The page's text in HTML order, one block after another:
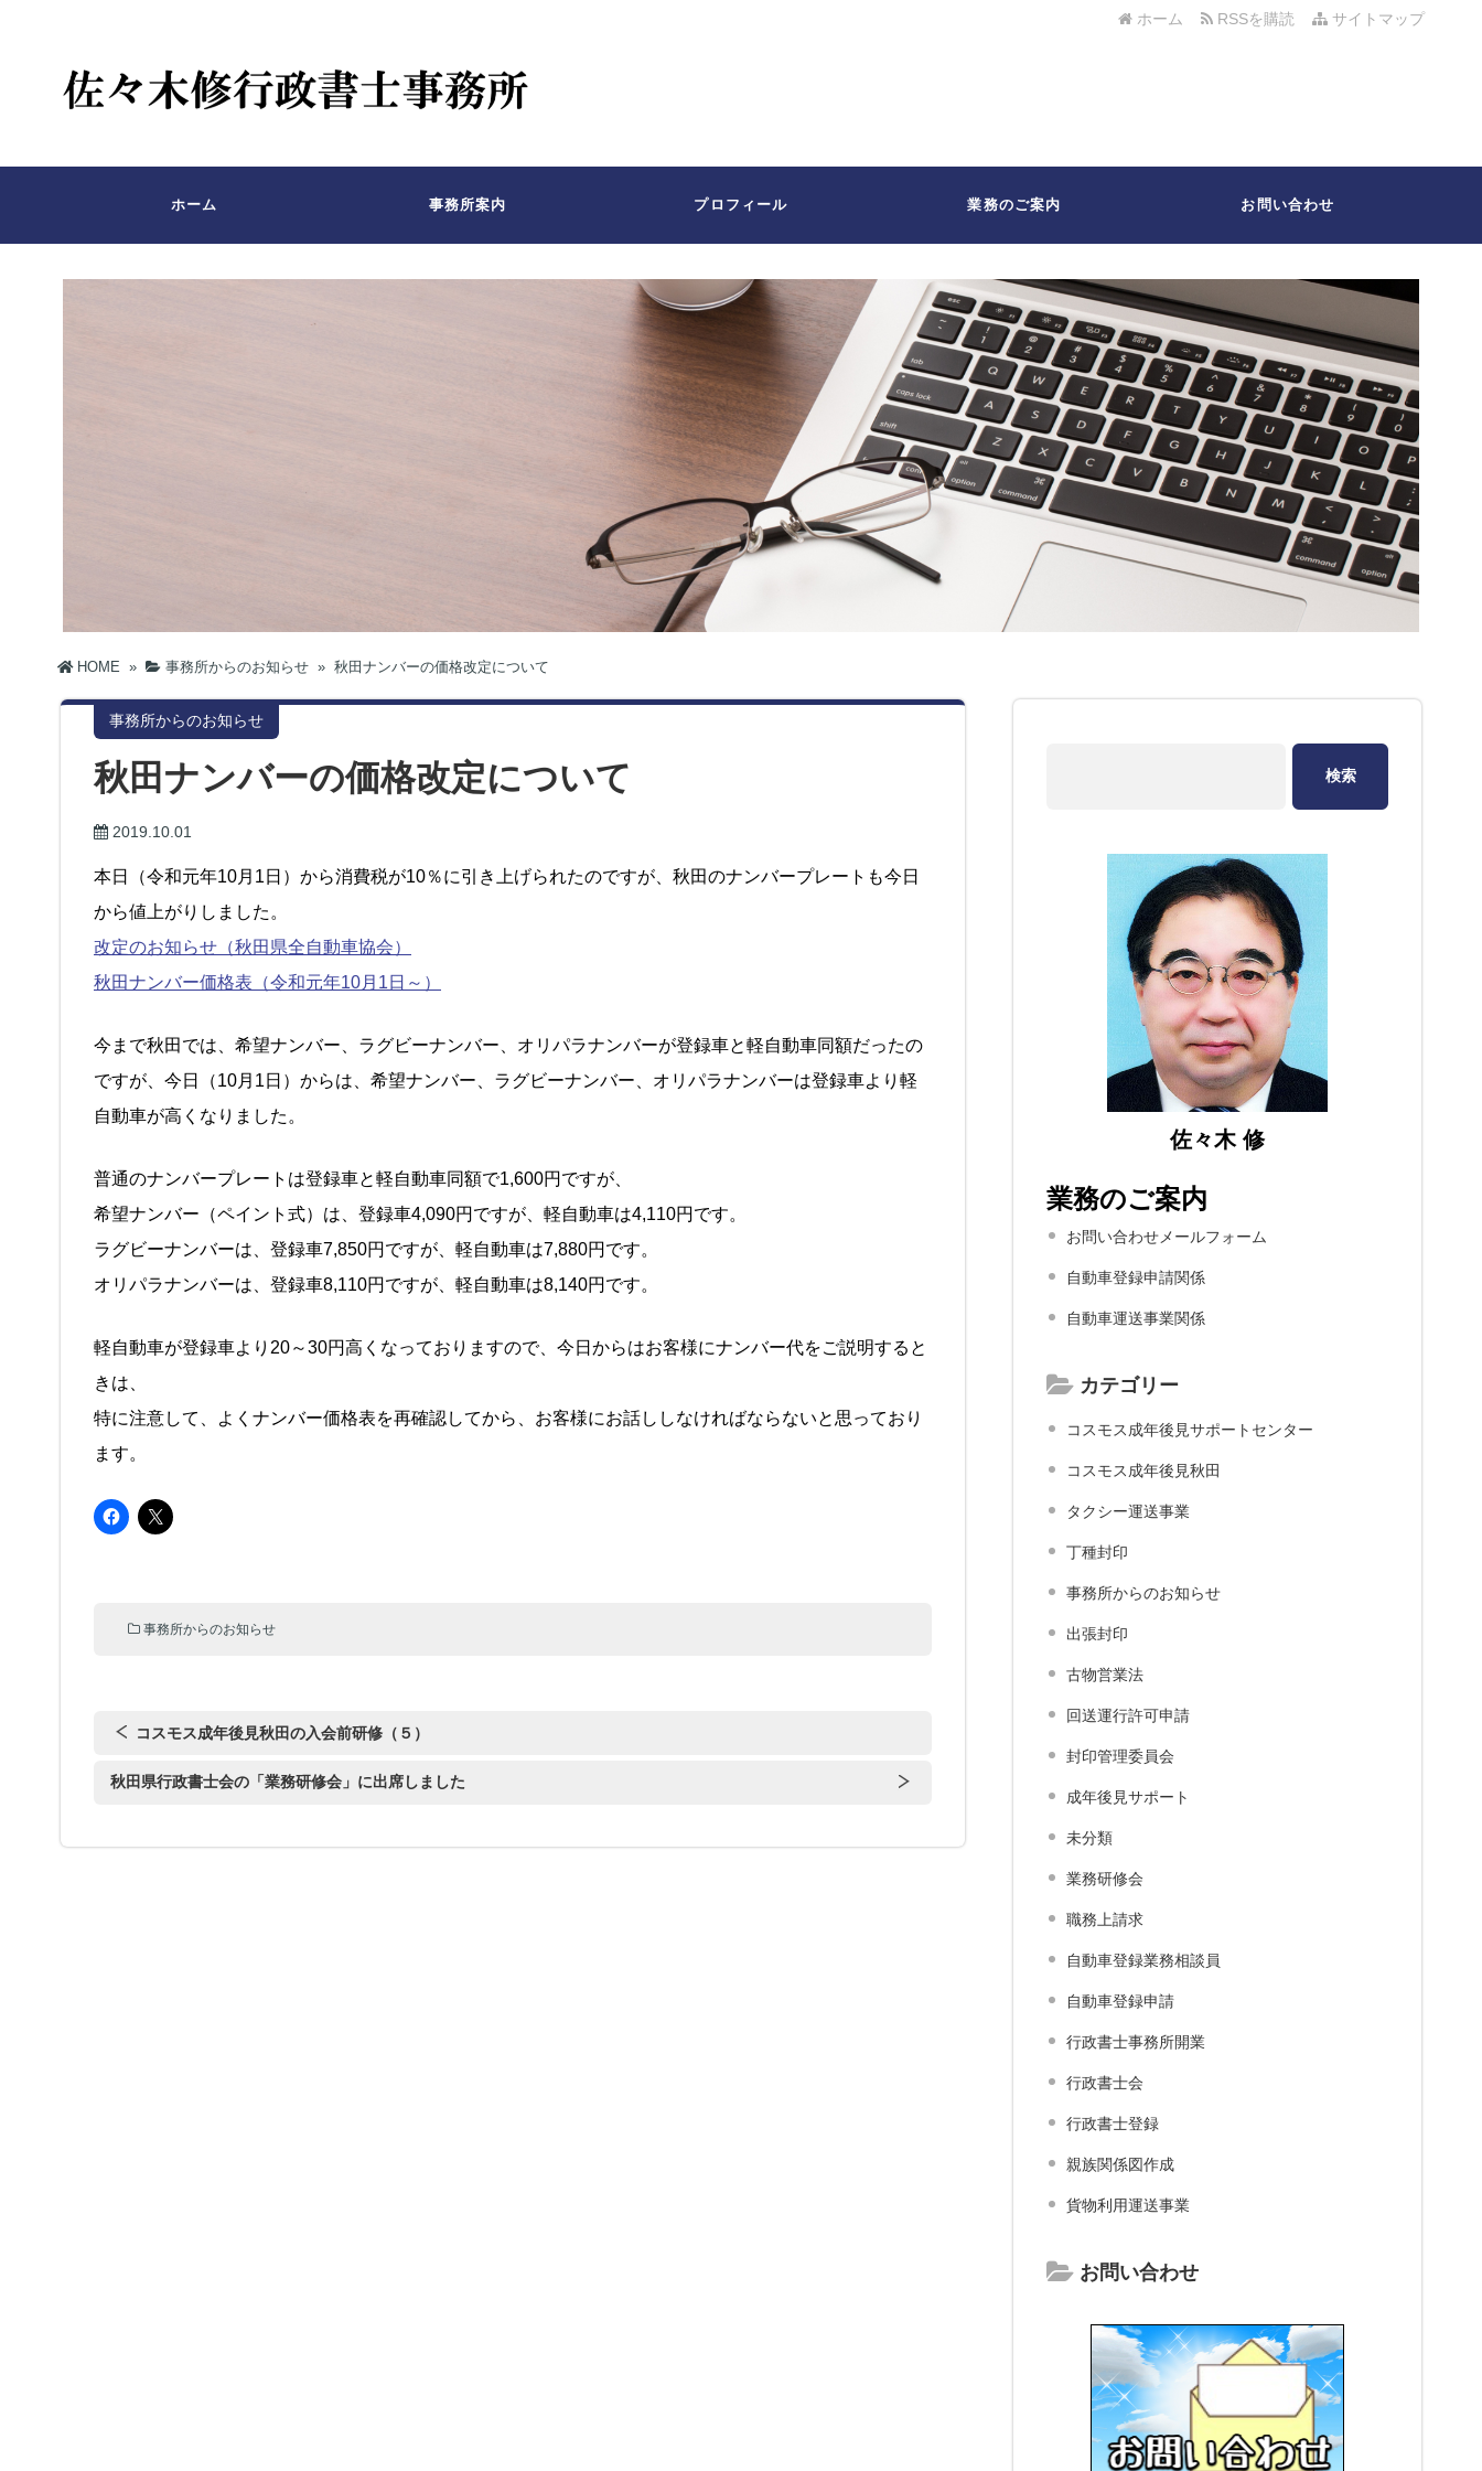
サイトマップ
RSSを購読
ホーム
ホーム 事務所案内 プロフィール 業務のご案内 お問い合わせ
HOME » 事務所からのお知らせ » 秋田ナンバーの価格改定について
事務所からのお知らせ
秋田ナンバーの価格改定について
2019.10.01
本日（令和元年10月1日）から消費税が10％に引き上げられたのですが、秋田のナンバープレートも今日
から値上がりしました。
改定のお知らせ（秋田県全自動車協会）
秋田ナンバー価格表（令和元年10月1日～）
今まで秋田では、希望ナンバー、ラグビーナンバー、オリパラナンバーが登録車と軽自動車同額だったの
ですが、今日（10月1日）からは、希望ナンバー、ラグビーナンバー、オリパラナンバーは登録車より軽
自動車が高くなりました。
普通のナンバープレートは登録車と軽自動車同額で1,600円ですが、
希望ナンバー（ペイント式）は、登録車4,090円ですが、軽自動車は4,110円です。
ラグビーナンバーは、登録車7,850円ですが、軽自動車は7,880円です。
オリパラナンバーは、登録車8,110円ですが、軽自動車は8,140円です。
軽自動車が登録車より20～30円高くなっておりますので、今日からはお客様にナンバー代をご説明すると
きは、
特に注意して、よくナンバー価格表を再確認してから、お客様にお話ししなければならないと思っており
ます。
事務所からのお知らせ
コスモス成年後見秋田の入会前研修（５）
秋田県行政書士会の「業務研修会」に出席しました
佐々木 修
業務のご案内
お問い合わせメールフォーム
自動車登録申請関係
自動車運送事業関係
カテゴリー
コスモス成年後見サポートセンター
コスモス成年後見秋田
タクシー運送事業
丁種封印
事務所からのお知らせ
出張封印
古物営業法
回送運行許可申請
封印管理委員会
成年後見サポート
未分類
業務研修会
職務上請求
自動車登録業務相談員
自動車登録申請
行政書士事務所開業
行政書士会
行政書士登録
親族関係図作成
貨物利用運送事業
お問い合わせ